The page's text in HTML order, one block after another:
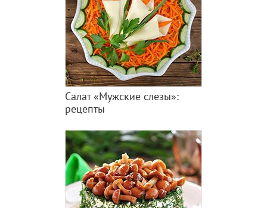
Салат «Мужские слезы»:
рецепты